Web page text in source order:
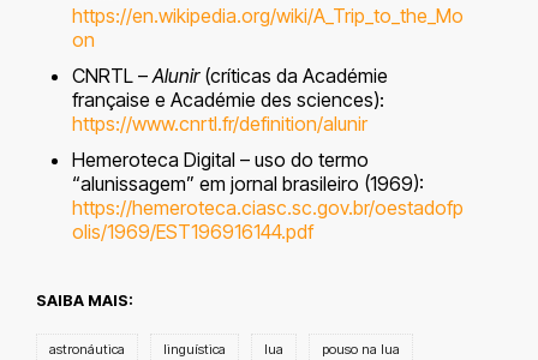
https://en.wikipedia.org/wiki/A_Trip_to_the_Mo
on
CNRTL –Alunir (críticas da Académie
française e Académie des sciences):
https://www.cnrtl.fr/definition/alunir
Hemeroteca Digital – uso do termo
“alunissagem” em jornal brasileiro (1969):
https://hemeroteca.ciasc.sc.gov.br/oestadofp
olis/1969/EST196916144.pdf
SAIBA MAIS:
astronáutica linguística lua pouso na lua